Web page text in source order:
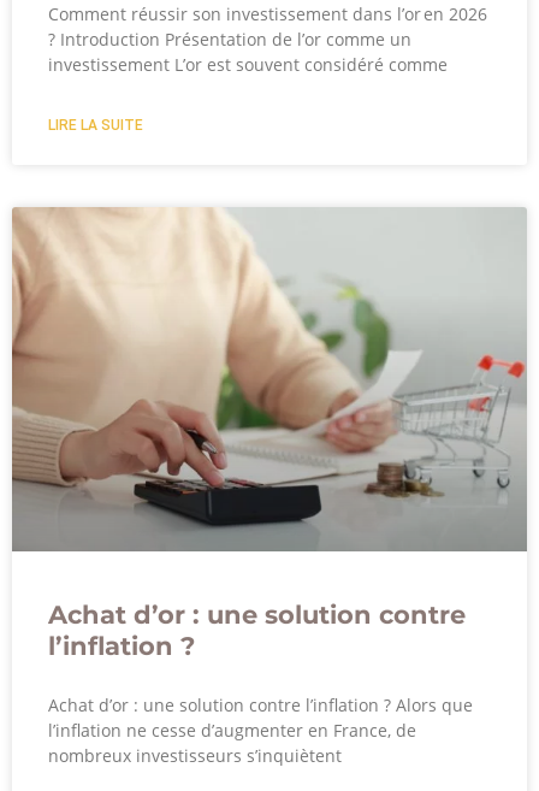
Comment réussir son investissement dans l’or en 2026
? Introduction Présentation de l’or comme un
investissement L’or est souvent considéré comme
LIRE LA SUITE
Achat d’or : une solution contre
l’inflation ?
Achat d’or : une solution contre l’inflation ? Alors que
l’inflation ne cesse d’augmenter en France, de
nombreux investisseurs s’inquiètent